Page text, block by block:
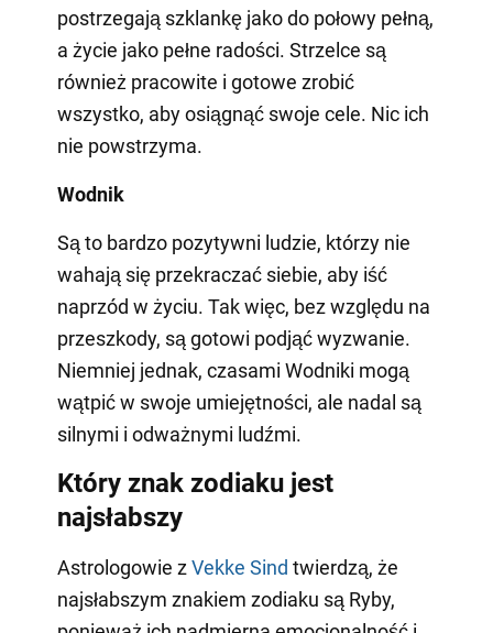
postrzegają szklankę jako do połowy pełną,
a życie jako pełne radości. Strzelce są
również pracowite i gotowe zrobić
wszystko, aby osiągnąć swoje cele. Nic ich
nie powstrzyma.
Wodnik
Są to bardzo pozytywni ludzie, którzy nie
wahają się przekraczać siebie, aby iść
naprzód w życiu. Tak więc, bez względu na
przeszkody, są gotowi podjąć wyzwanie.
Niemniej jednak, czasami Wodniki mogą
wątpić w swoje umiejętności, ale nadal są
silnymi i odważnymi ludźmi.
Który znak zodiaku jest
najsłabszy
Astrologowie zVekke Sind twierdzą, że
najsłabszym znakiem zodiaku są Ryby,